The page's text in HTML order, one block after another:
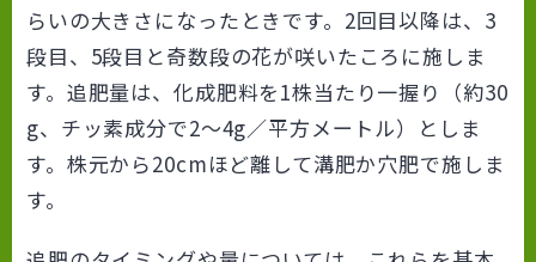
らいの大きさになったときです。2回目以降は、3
段目、5段目と奇数段の花が咲いたころに施しま
す。追肥量は、化成肥料を1株当たり一握り（約30
g、チッ素成分で2～4g／平方メートル）としま
す。株元から20cmほど離して溝肥か穴肥で施しま
す。